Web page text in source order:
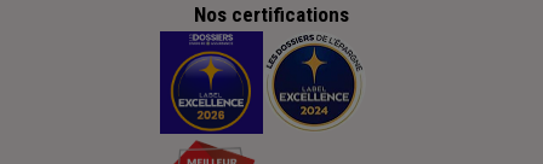
Nos certifications